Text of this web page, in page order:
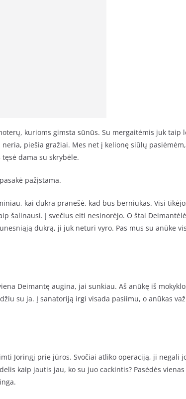
kurioms gimsta sūnūs. Su mergaitėmis juk taip
piešia gražiai. Mes net į kelionę siūlų
dama su skrybėle.
pažįstama.
kai dukra pranešė, kad bus berniukas. Visi
šalinausi. Į svečius eiti nesinorėjo. O štai
dukrą, ji juk neturi vyro. Pas mus su anūke
Deimantę augina, jai sunkiau. Aš anūkę iš
su ja. Į sanatoriją irgi visada pasiimu, o anūkas
Joringį prie jūros. Svočiai atliko operaciją, ji negali
kaip jautis jau, ko su juo cackintis? Pasėdės